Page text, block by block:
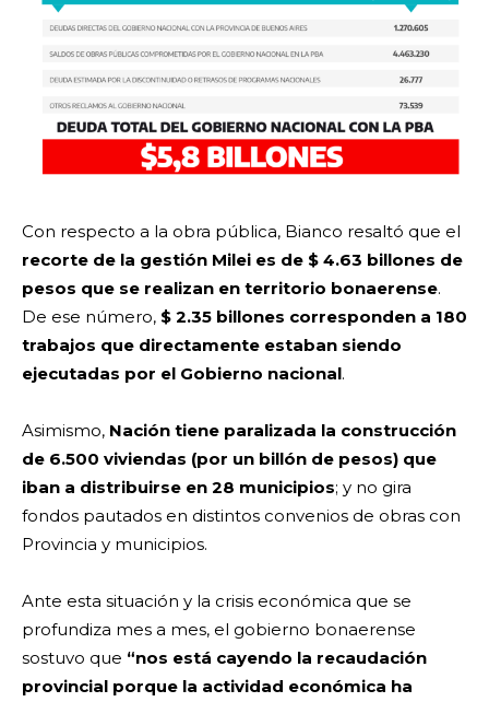
Con respecto a la obra pública, Bianco resaltó que el
recorte de la gestión Milei es de $ 4.63 billones de
pesos que se realizan en territorio bonaerense.
De ese número, $ 2.35 billones corresponden a 180
trabajos que directamente estaban siendo
ejecutadas por el Gobierno nacional.
Asimismo, Nación tiene paralizada la construcción
de 6.500 viviendas (por un billón de pesos) que
iban a distribuirse en 28 municipios; y no gira
fondos pautados en distintos convenios de obras con
Provincia y municipios.
Ante esta situación y la crisis económica que se
profundiza mes a mes, el gobierno bonaerense
sostuvo que “nos está cayendo la recaudación
provincial porque la actividad económica ha